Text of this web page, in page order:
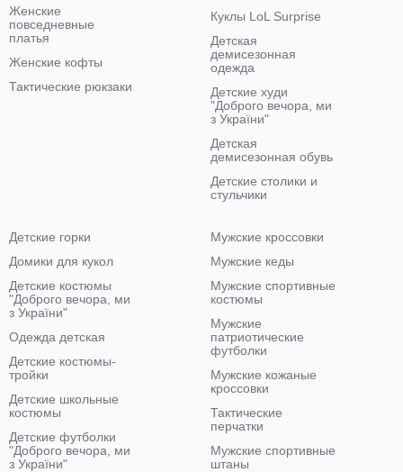
Женские
повседневные
платья
Женские кофты
Тактические рюкзаки
Куклы LoL Surprise
Детская
демисезонная
одежда
Детские худи
"Доброго вечора, ми
з України"
Детская
демисезонная обувь
Детские столики и
стульчики
Детские горки
Домики для кукол
Детские костюмы
"Доброго вечора, ми
з України"
Одежда детская
Детские костюмы-
тройки
Детские школьные
костюмы
Детские футболки
"Доброго вечора, ми
з України"
Мужские кроссовки
Мужские кеды
Мужские спортивные
костюмы
Мужские
патриотические
футболки
Мужские кожаные
кроссовки
Тактические
перчатки
Мужские спортивные
штаны